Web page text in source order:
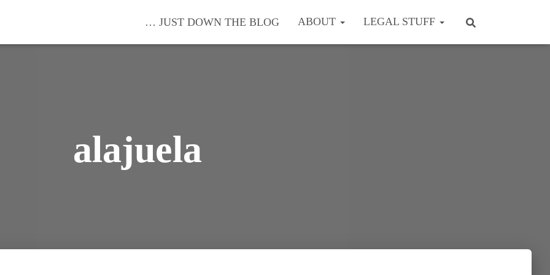
… JUST DOWN THE BLOG ABOUT LEGAL STUFF
alajuela